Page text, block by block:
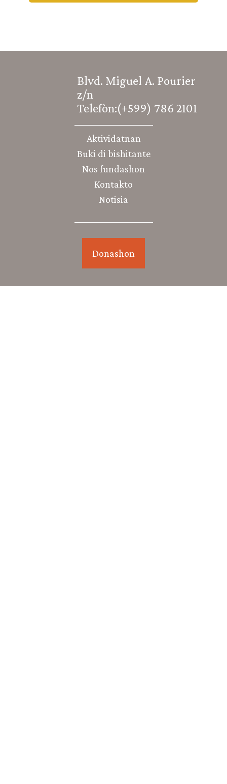
Blvd. Miguel A. Pourier
z/n
Telefòn:(+599) 786 2101
Aktividatnan
Buki di bishitante
Nos fundashon
Kontakto
Notisia
Donashon